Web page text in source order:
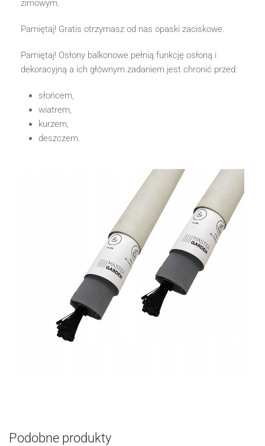
zimowym.
Pamiętaj! Gratis otrzymasz od nas opaski zaciskowe.
Pamiętaj! Osłony balkonowe pełnią funkcję osłoną i
dekoracyjną a ich głównym zadaniem jest chronić przed:
słońcem,
wiatrem,
kurzem,
deszczem.
Podobne produkty